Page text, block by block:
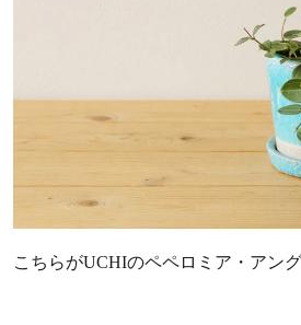
こちらがUCHIのペペロミア・アン